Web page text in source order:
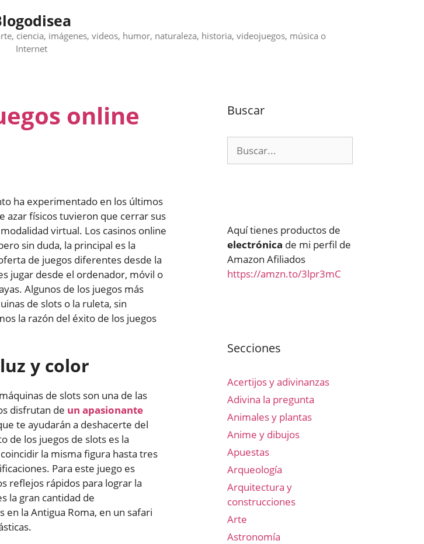
ciencia, imágenes, videos, humor, naturaleza, historia, videojuegos, música o
Internet
online
ha experimentado en los últimos
azar físicos tuvieron que cerrar sus
virtual. Los casinos online
sin duda, la principal es la
de juegos diferentes desde la
jugar desde el ordenador, móvil o
Algunos de los juegos más
de slots o la ruleta, sin
la razón del éxito de los juegos
y color
de slots son una de las
disfrutan de un apasionante
te ayudarán a deshacerte del
de los juegos de slots es la
la misma figura hasta tres
Para este juego es
reflejos rápidos para lograr la
la gran cantidad de
la Antigua Roma, en un safari
Buscar
Aquí tienes productos de
electrónica de mi perfil de
Amazon Afiliados
https://amzn.to/3lpr3mC
Secciones
Acertijos y adivinanzas
Adivina la pregunta
Animales y plantas
Anime y dibujos
Apuestas
Arqueología
Arquitectura y
construcciones
Arte
Astronomía